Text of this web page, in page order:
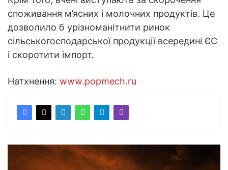
споживання м’ясних і молочних продуктів. Це
дозволило б урізноманітнити ринок
сільськогосподарської продукції всередині ЄС
і скоротити імпорт.
Натхнення: www.popmech.ru